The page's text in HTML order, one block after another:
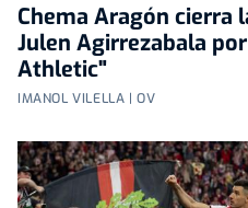
Chema Aragón cierra
Julen Agirrezabala
Athletic"
IMANOL VILELLA | OV